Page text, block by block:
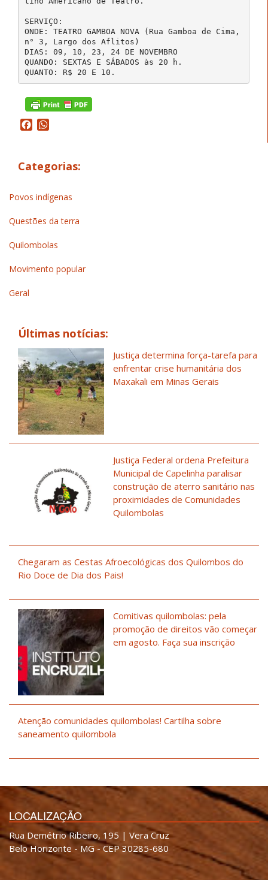
SERVIÇO:
ONDE: TEATRO GAMBOA NOVA (Rua Gamboa de Cima,
n° 3, Largo dos Aflitos)
DIAS: 09, 10, 23, 24 DE NOVEMBRO
QUANDO: SEXTAS E SÁBADOS às 20 h.
QUANTO: R$ 20 E 10.
Facebook
Categorias:
Povos indígenas
Questões da terra
Quilombolas
Movimento popular
Geral
Últimas notícias:
Justiça determina força-tarefa para
enfrentar crise humanitária dos
Maxakali em Minas Gerais
Justiça Federal ordena Prefeitura
Municipal de Capelinha paralisar
construção de aterro sanitário nas
proximidades de Comunidades
Quilombolas
Chegaram as Cestas Afroecológicas dos Quilombos do
Rio Doce de Dia dos Pais!
Comitivas quilombolas: pela
promoção de direitos vão começar
em agosto. Faça sua inscrição
Atenção comunidades quilombolas! Cartilha sobre
saneamento quilombola
LOCALIZAÇÃO
Rua Demétrio Ribeiro, 195 | Vera Cruz
Belo Horizonte - MG - CEP 30285-680